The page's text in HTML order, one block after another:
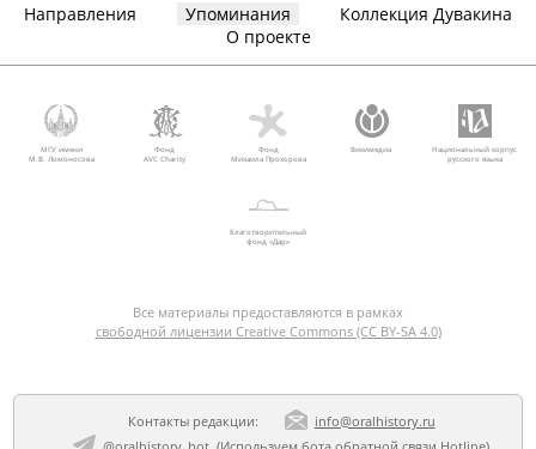
Направления Упоминания
Коллекция Дувакина
О проекте
МГУ имени
М.В. Ломоносова
Фонд
AVC Charity
Фонд
Михаила Прохорова
Викимедиа
Национальный корпус
русского языка
Благотворительный
фонд «Дар»
Все материалы предоставляются в рамках
свободной лицензии Creative Commons (CC BY-SA 4.0)
Контакты редакции:
info@oralhistory.ru